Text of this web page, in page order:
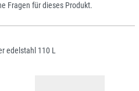
Fragen für dieses Produkt.
edelstahl 110 L